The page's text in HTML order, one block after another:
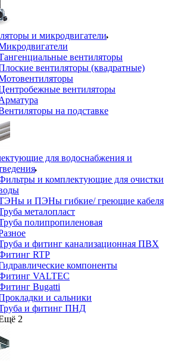
и микродвигатели
вентиляторы
вентиляторы (квадратные)
вентиляторы
на подставке
для водоснабжения и
и комплектующие для очистки
и ПЭНы гибкие/ греющие кабеля
металопласт
полипропиленовая
и фитинг канализационная ПВХ
RTP
компоненты
VALTEC
Bugatti
и сальники
и фитинг ПНД
2